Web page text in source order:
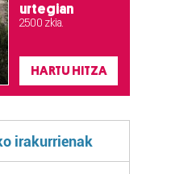
urtegian
2.500 zkia.
HARTU HITZA
irakurrienak